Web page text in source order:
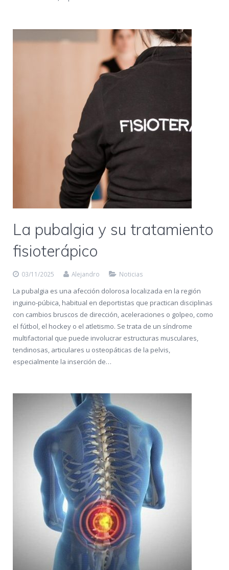
La pubalgia y su tratamiento
fisioterápico
03/11/2025 Alejandro Noticias
La pubalgia es una afección dolorosa localizada en la región
inguino-púbica, habitual en deportistas que practican disciplinas
con cambios bruscos de dirección, aceleraciones o golpeo, como
el fútbol, ​​el hockey o el atletismo. Se trata de un síndrome
multifactorial que puede involucrar estructuras musculares,
tendinosas, articulares u osteopáticas de la pelvis,
especialmente la inserción de…